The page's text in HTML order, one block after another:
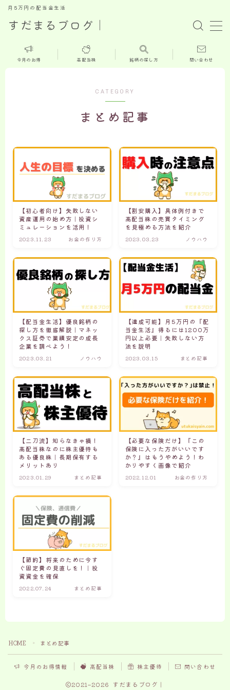
すだまるブログ｜
月5万円の配当金生活
ホーム
株主優待
お問い合せ
高配当投資をしている『すだまる』で
す。
『月5万円の配当金生活』を達成する
再現性の高い方法をどこよりもわかり
やすく解説します！
月5万円を達成の方法
はじめに資産運用を学ぼう
お金がないという口癖を無くしましょう！
“今”よりも収入を増やす方法を学べる
Read More
今月のお得 高配当株 銘柄の探し方 問い合わせ
CATEGORY
まとめ記事
【初心者向け】失敗しない
資産運用の始め方｜投資シ
ミュレーションを活用！
2023.11.23 お金の作り方
【割安購入】具体例付きで
高配当株の売買タイミング
を見極める方法を紹介
2023.03.23 ノウハウ
【配当金生活】優良銘柄の
探し方を徹底解説｜マネッ
クス証券で業績安定の成長
企業を調べよう！
2023.03.21 ノウハウ
【達成可能】月5万円の『配
当金生活』得るには1200万
円以上必要｜失敗しない方
法を説明
2023.03.15 まとめ記事
【二刀流】知らなきゃ損！
高配当株なのに株主優待も
ある優良株｜長期保有する
メリットあり
2023.01.29 まとめ記事
【必要な保険だけ】『この
保険に入った方がいいです
か？』はもうやめよう！わ
かりやすく画像で紹介
2022.12.01 お金の作り方
【節約】将来のために今す
ぐ固定費の見直しを！｜投
資資金を確保
2022.07.24 まとめ記事
HOME ＞ まとめ記事
今月のお得情報 高配当株 株主優待 問い合わせ
2021–2026 すだまるブログ｜